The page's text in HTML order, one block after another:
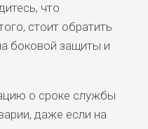
что
стоит обратить
боковой защиты и
о сроке службы
даже если на